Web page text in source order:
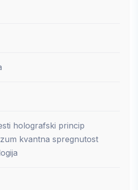
holografski princip
kvantna spregnutost